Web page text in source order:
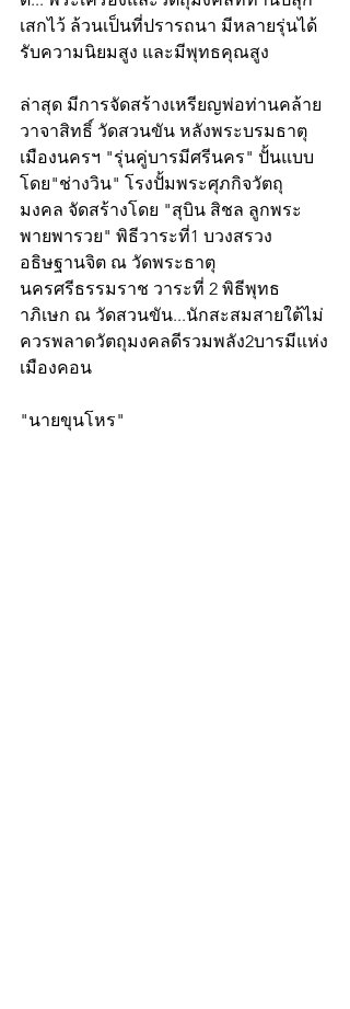
เสกไว้ ล้วนเป็นที่ปรารถนา มีหลายรุ่นได้
รับความนิยมสูง และมีพุทธคุณสูง
ล่าสุด มีการจัดสร้างเหรียญพ่อท่านคล้าย
วาจาสิทธิ์ วัดสวนขัน หลังพระบรมธาตุ
เมืองนครฯ "รุ่นคู่บารมีศรีนคร" ปั้นแบบ
โดย"ช่างวิน" โรงปั้มพระศุภกิจวัตถุ
มงคล จัดสร้างโดย "สุบิน สิชล ลูกพระ
พายพารวย" พิธีวาระที่1 บวงสรวง
อธิษฐานจิต ณ วัดพระธาตุ
นครศรีธรรมราช วาระที่ 2 พิธีพุทธ
าภิเษก ณ วัดสวนขัน...นักสะสมสายใต้ไม่
ควรพลาดวัตถุมงคลดีรวมพลัง2บารมีแห่ง
เมืองคอน
"นายขุนโหร"